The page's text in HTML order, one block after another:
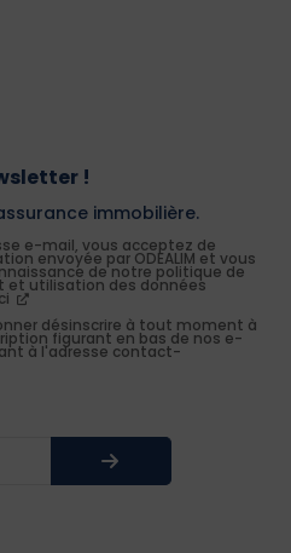
!
immobilière.
e-mail, vous acceptez de
envoyée par ODEALIM et vous
de notre politique de
utilisation des données
désinscrire à tout moment à
figurant en bas de nos e-
à l'adresse contact-